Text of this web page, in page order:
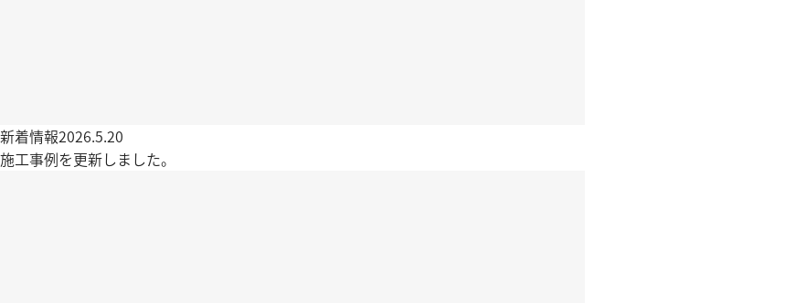
新着情報2026.5.20
施工事例を更新しました。